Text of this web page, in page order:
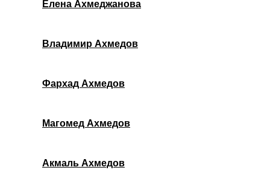
Елена Ахмеджанова
Владимир Ахмедов
Фархад Ахмедов
Магомед Ахмедов
Акмаль Ахмедов